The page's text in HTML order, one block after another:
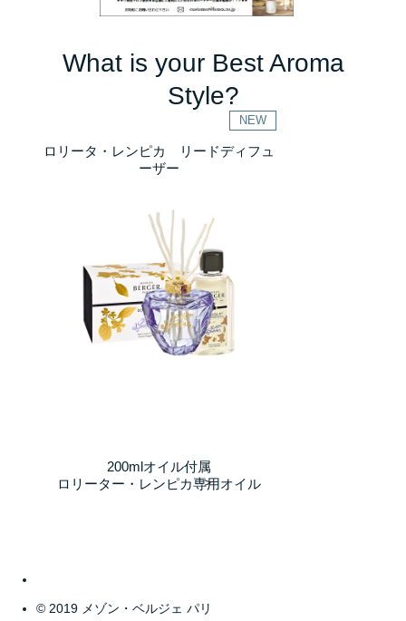
What is your Best Aroma
Style?
NEW
ロリータ・レンピカ リードディフュ
ーザー
200mlオイル付属
ロリーター・レンピカ専用オイル
-->
© 2019 メゾン・ベルジェ パリ